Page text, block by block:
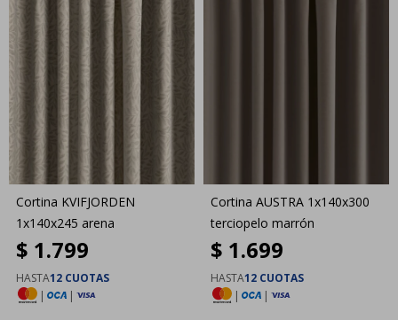
Cortina KVIFJORDEN
1x140x245 arena
$ 1.799
HASTA12 CUOTAS
|
|
Cortina AUSTRA 1x140x300
terciopelo marrón
$ 1.699
HASTA12 CUOTAS
|
|